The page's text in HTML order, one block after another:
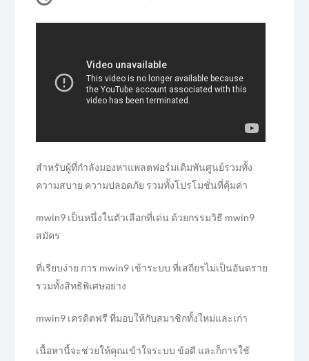
สำหรับผู้ที่กำลังมองหาแพลตฟอร์มเดิมพันศูนย์รวมทั้ง
ความสบาย ความปลอดภัย รวมทั้งโปรโมชั่นที่คุ้มค่า
mwin9 เป็นหนึ่งในตัวเลือกที่เด่น ด้วยกรรมวิธี mwin9
สมัคร
ที่เรียบง่าย การ mwin9 เข้าระบบ ที่เสถียรไม่เป็นอันตราย
รวมทั้งสิทธิพิเศษอย่าง
mwin9 เครดิตฟรี ที่มอบให้กับสมาชิกทั้งใหม่และเก่า
เนื้อหานี้จะช่วยให้คุณเข้าใจระบบ ข้อดี และก็การใช้